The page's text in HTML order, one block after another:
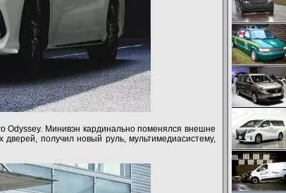
Odyssey. Минивэн кардинально поменялся внешне
получил новый руль, мультимедиасистему,